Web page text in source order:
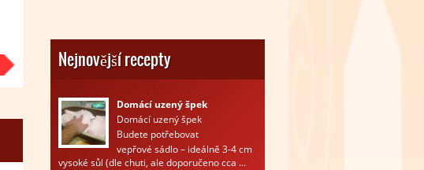
Nejnovější recepty
Domácí uzený špek
Domácí uzený špek
Budete potřebovat
vepřové sádlo – ideálně 3-4 cm
vysoké sůl (dle chuti, ale doporučeno cca ...